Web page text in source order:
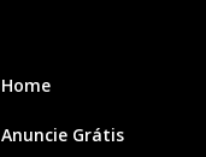
Home
Anuncie Grátis